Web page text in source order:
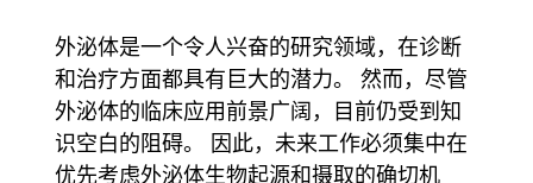
外泌体是一个令人兴奋的研究领域，在诊断
和治疗方面都具有巨大的潜力。 然而，尽管
外泌体的临床应用前景广阔，目前仍受到知
识空白的阻碍。 因此，未来工作必须集中在
优先考虑外泌体生物起源和摄取的确切机